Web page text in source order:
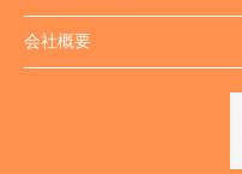
会社概要